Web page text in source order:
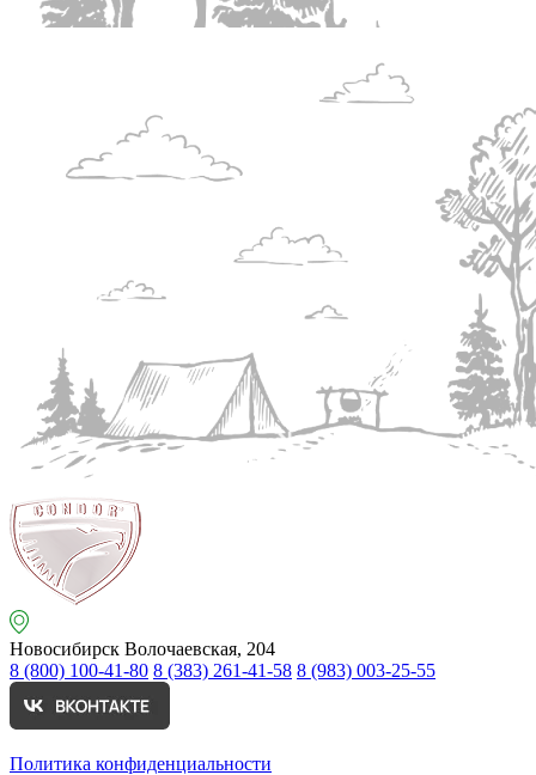
Новосибирск Волочаевская, 204
8 (800) 100-41-80 8 (383) 261-41-58 8 (983) 003-25-55
Политика конфиденциальности